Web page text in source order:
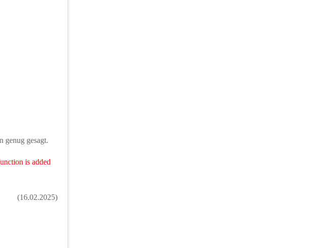
genug gesagt.
is added
(16.02.2025)